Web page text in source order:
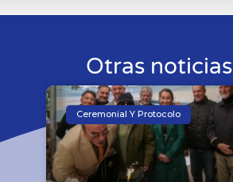
Otras noticias
Ceremonial Y Protocolo